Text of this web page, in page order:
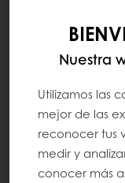
Nuestra
Utilizamos las
mejor de las
reconocer tus
medir y
conocer más